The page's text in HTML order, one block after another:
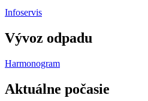
Infoservis
Vývoz odpadu
Harmonogram
Aktuálne počasie